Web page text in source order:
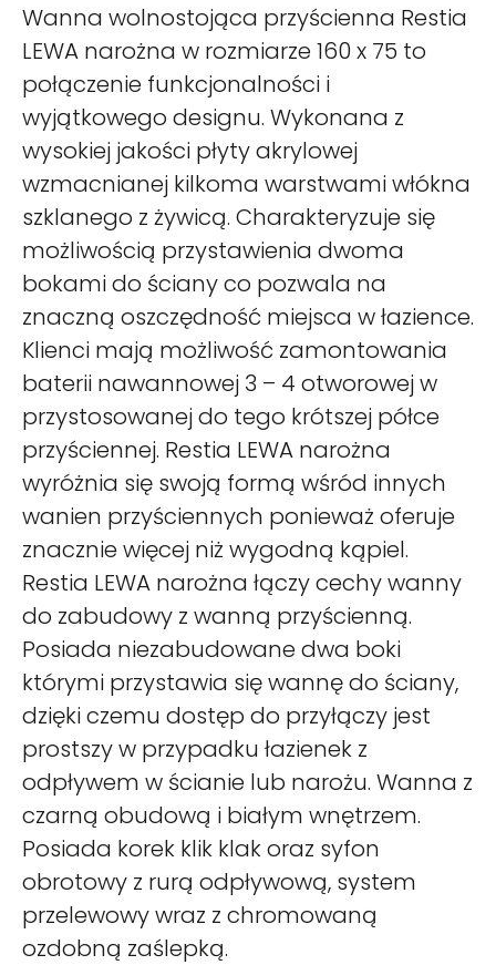
Wanna wolnostojąca przyścienna Restia
LEWA narożna w rozmiarze 160 x 75 to
połączenie funkcjonalności i
wyjątkowego designu. Wykonana z
wysokiej jakości płyty akrylowej
wzmacnianej kilkoma warstwami włókna
szklanego z żywicą. Charakteryzuje się
możliwością przystawienia dwoma
bokami do ściany co pozwala na
znaczną oszczędność miejsca w łazience.
Klienci mają możliwość zamontowania
baterii nawannowej 3 – 4 otworowej w
przystosowanej do tego krótszej półce
przyściennej. Restia LEWA narożna
wyróżnia się swoją formą wśród innych
wanien przyściennych ponieważ oferuje
znacznie więcej niż wygodną kąpiel.
Restia LEWA narożna łączy cechy wanny
do zabudowy z wanną przyścienną.
Posiada niezabudowane dwa boki
którymi przystawia się wannę do ściany,
dzięki czemu dostęp do przyłączy jest
prostszy w przypadku łazienek z
odpływem w ścianie lub narożu. Wanna z
czarną obudową i białym wnętrzem.
Posiada korek klik klak oraz syfon
obrotowy z rurą odpływową, system
przelewowy wraz z chromowaną
ozdobną zaślepką.